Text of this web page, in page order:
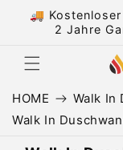
zum
Inhalt
🚚
2 Jahre
HOME Walk In
Walk In